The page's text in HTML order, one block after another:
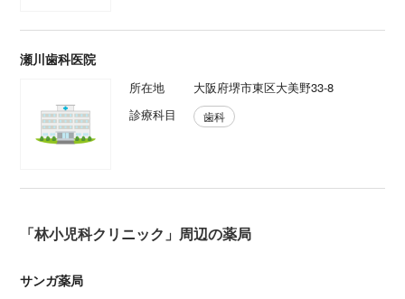
瀬川歯科医院
所在地
大阪府堺市東区大美野33-8
診療科目
歯科
「林小児科クリニック」周辺の薬局
サンガ薬局